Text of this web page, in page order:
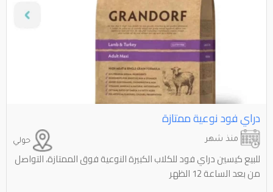
دراي فود نوعية ممتازة
حولي منذ شهر
للبيع كيسين دراي فود للكلاب الكبيرة النوعية فوق الممتازة، التواصل
من بعد الساعة 12 الظهر